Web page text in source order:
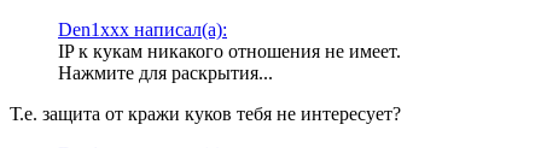
Den1xxx написал(а):
IP к кукам никакого отношения не имеет.
Нажмите для раскрытия...
Т.е. защита от кражи куков тебя не интересует?